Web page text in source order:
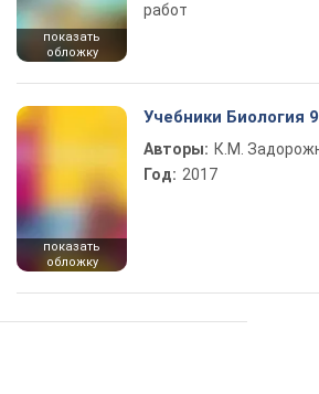
показать
обложку
работ
показать
обложку
Учебники Биология
Авторы: К.М.
Год: 2017